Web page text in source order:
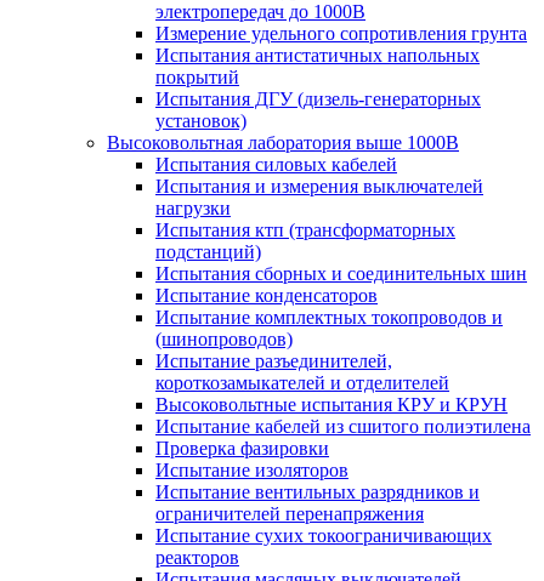
электропередач до 1000В
Измерение удельного сопротивления грунта
Испытания антистатичных напольных
покрытий
Испытания ДГУ (дизель-генераторных
установок)
Высоковольтная лаборатория выше 1000В
Испытания силовых кабелей
Испытания и измерения выключателей
нагрузки
Испытания ктп (трансформаторных
подстанций)
Испытания сборных и соединительных шин
Испытание конденсаторов
Испытание комплектных токопроводов и
(шинопроводов)
Испытание разъединителей,
короткозамыкателей и отделителей
Высоковольтные испытания КРУ и КРУН
Испытание кабелей из сшитого полиэтилена
Проверка фазировки
Испытание изоляторов
Испытание вентильных разрядников и
ограничителей перенапряжения
Испытание сухих токоограничивающих
реакторов